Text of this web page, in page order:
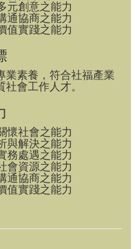
元創意之能力
通協商之能力
值實踐之能力
業素養，符合社福產業
會工作人才。
懷社會之能力
與解決之能力
務處遇之能力
會資源之能力
通協商之能力
值實踐之能力